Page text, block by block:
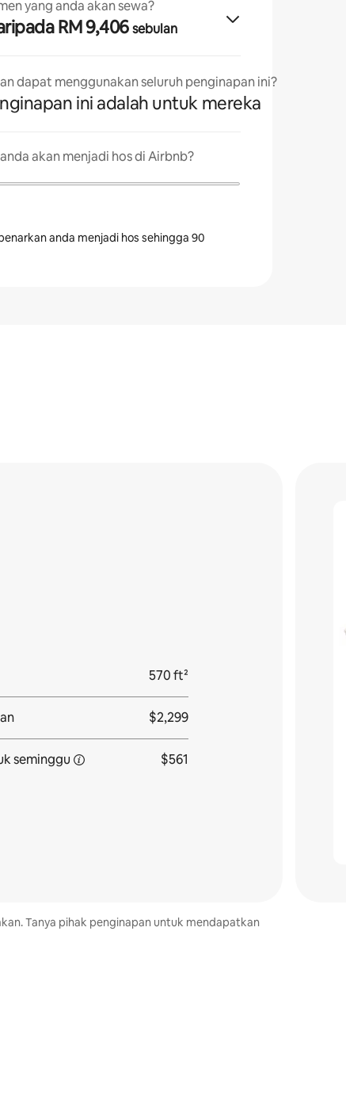
yang anda akan sewa?
RM 9,406sebulan
dapat menggunakan seluruh penginapan ini?
ini adalah untuk mereka
akan menjadi hos di Airbnb?
anda menjadi hos sehingga 90
570 ft²
$2,299
seminggu $561
Tanya pihak penginapan untuk mendapatkan